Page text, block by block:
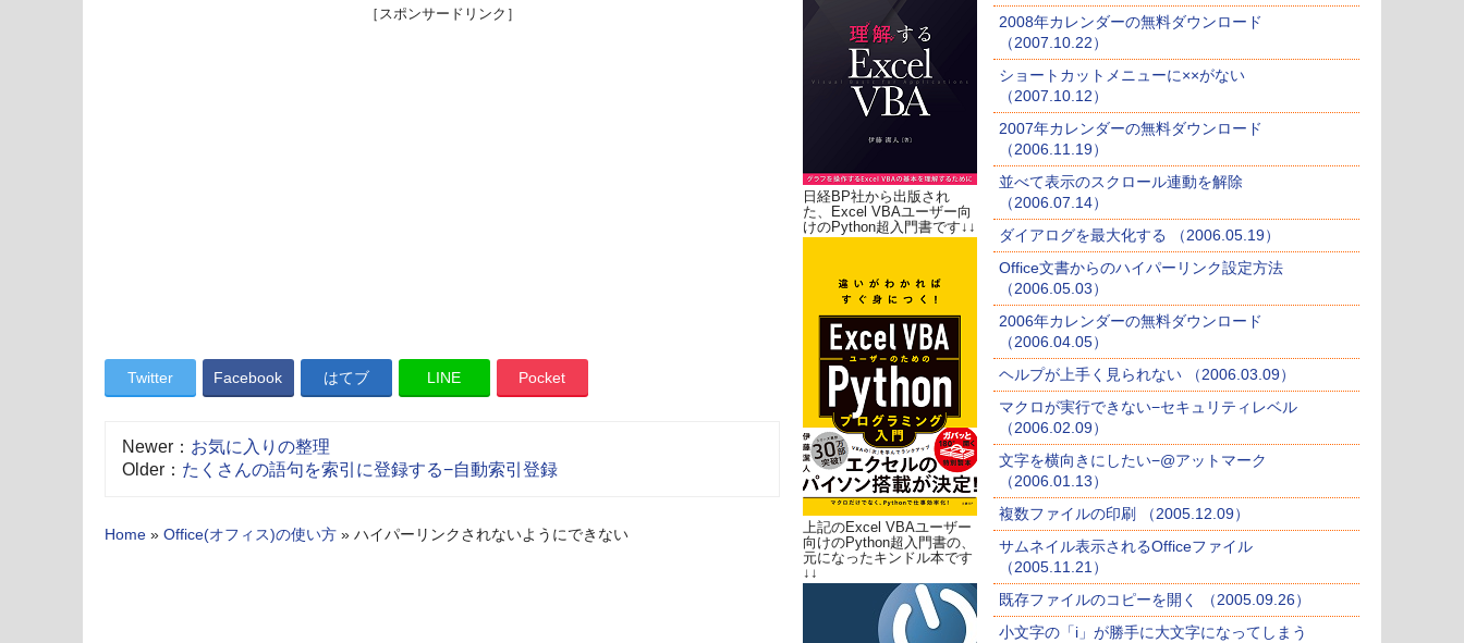
［スポンサードリンク］
Twitter Facebook はてブ LINE Pocket
Newer： お気に入りの整理
Older： たくさんの語句を索引に登録する−自動索引登録
Home » Office(オフィス)の使い方 » ハイパーリンクされないようにできない
日経BP社から出版され
た、Excel VBAユーザー向
けのPython超入門書です↓↓
上記のExcel VBAユーザー
向けのPython超入門書の、
元になったキンドル本です
↓↓
2008年カレンダーの無料ダウンロード
（2007.10.22）
ショートカットメニューに××がない
（2007.10.12）
2007年カレンダーの無料ダウンロード
（2006.11.19）
並べて表示のスクロール連動を解除
（2006.07.14）
ダイアログを最大化する （2006.05.19）
Office文書からのハイパーリンク設定方法
（2006.05.03）
2006年カレンダーの無料ダウンロード
（2006.04.05）
ヘルプが上手く見られない （2006.03.09）
マクロが実行できない−セキュリティレベル
（2006.02.09）
文字を横向きにしたい−@アットマーク
（2006.01.13）
複数ファイルの印刷 （2005.12.09）
サムネイル表示されるOfficeファイル
（2005.11.21）
既存ファイルのコピーを開く （2005.09.26）
小文字の「i」が勝手に大文字になってしまう